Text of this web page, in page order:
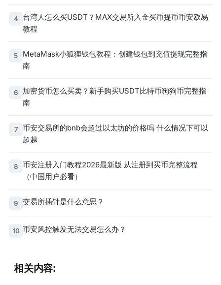
4
台湾人怎么买USDT？MAX交易所入金买币提币币安欧易
教程
5
MetaMask小狐狸钱包教程：创建钱包到充值提现完整指
南
6
加密货币怎么买卖？新手购买USDT比特币狗狗币完整指
南
7
币安交易所的bnb会超过以太坊的价格吗 什么情况下可以
超越
8
币安注册入门教程2026最新版 从注册到买币完整流程
（中国用户必看）
9 交易所插针是什么意思？
10 币安风控触发无法交易怎么办？
相关内容: